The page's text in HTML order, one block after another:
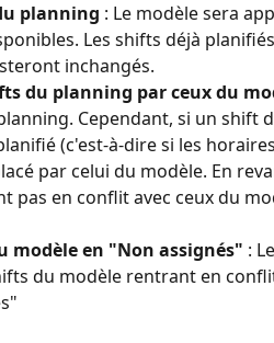
planning : Le modèle sera
Les shifts déjà
inchangés.
du planning par ceux du
Cependant, si un shift
(c'est-à-dire si les
par celui du modèle. En
pas en conflit avec ceux du
modèle en "Non assignés" :
du modèle rentrant en